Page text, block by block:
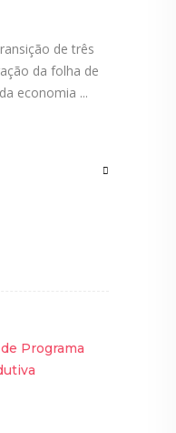
de três
da folha de
economia